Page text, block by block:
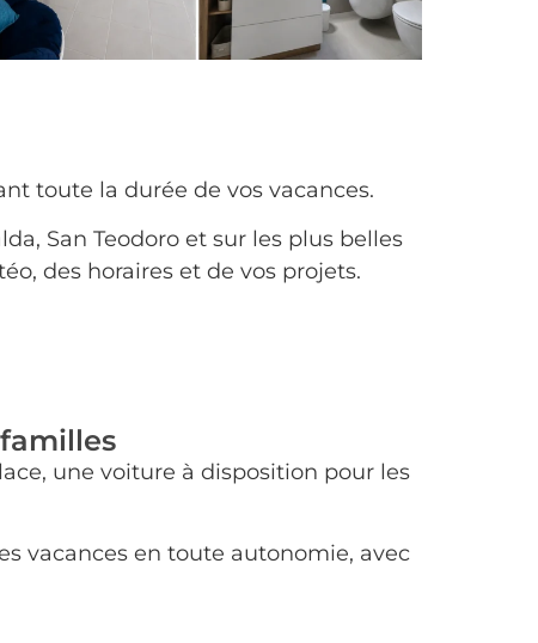
toute la durée de vos vacances.
San Teodoro et sur les plus belles
des horaires et de vos projets.
une voiture à disposition pour les
vacances en toute autonomie, avec